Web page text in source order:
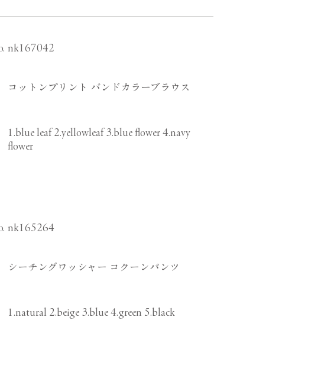
nk167042
コットンプリント バンドカラーブラウス
1.blue leaf 2.yellowleaf 3.blue flower 4.navy
flower
nk165264
シーチングワッシャー コクーンパンツ
1.natural 2.beige 3.blue 4.green 5.black